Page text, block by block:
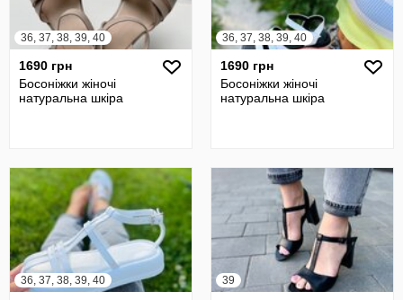
36, 37, 38, 39, 40
1690 грн
Босоніжки жіночі
натуральна шкіра
36, 37, 38, 39, 40
1690 грн
Босоніжки жіночі
натуральна шкіра
36, 37, 38, 39, 40 39